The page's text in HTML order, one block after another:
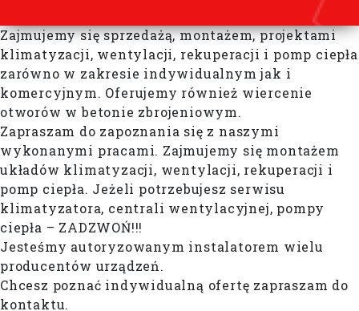
Zajmujemy się sprzedażą, montażem, projektami
klimatyzacji, wentylacji, rekuperacji i pomp ciepła
zarówno w zakresie indywidualnym jak i
komercyjnym. Oferujemy również wiercenie
otworów w betonie zbrojeniowym.
Zapraszam do zapoznania się z naszymi
wykonanymi pracami. Zajmujemy się montażem
układów klimatyzacji, wentylacji, rekuperacji i
pomp ciepła. Jeżeli potrzebujesz serwisu
klimatyzatora, centrali wentylacyjnej, pompy
ciepła – ZADZWOŃ!!!
Jesteśmy autoryzowanym instalatorem wielu
producentów urządzeń.
Chcesz poznać indywidualną ofertę zapraszam do
kontaktu.